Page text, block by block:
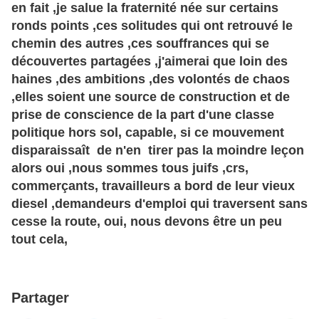
en fait ,je salue la fraternité née sur certains
ronds points ,ces solitudes qui ont retrouvé le
chemin des autres ,ces souffrances qui se
découvertes partagées ,j'aimerai que loin des
haines ,des ambitions ,des volontés de chaos
,elles soient une source de construction et de
prise de conscience de la part d'une classe
politique hors sol, capable, si ce mouvement
disparaissaît de n'en tirer pas la moindre leçon
alors oui ,nous sommes tous juifs ,crs,
commerçants, travailleurs a bord de leur vieux
diesel ,demandeurs d'emploi qui traversent sans
cesse la route, oui, nous devons être un peu
tout cela,
Partager